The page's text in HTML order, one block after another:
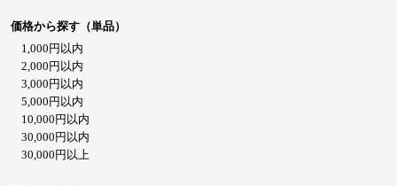
価格から探す（単品）
1,000円以内
2,000円以内
3,000円以内
5,000円以内
10,000円以内
30,000円以内
30,000円以上